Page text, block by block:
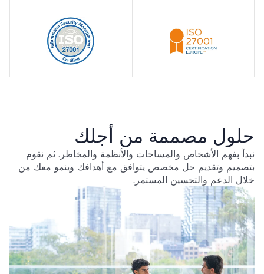
حلول مصممة من أجلك
نبدأ بفهم الأشخاص والمساحات والأنظمة والمخاطر. ثم نقوم
بتصميم وتقديم حل مخصص يتوافق مع أهدافك وينمو معك من
خلال الدعم والتحسين المستمر.